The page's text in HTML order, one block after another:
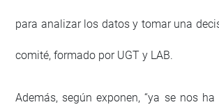
para analizar los datos y tomar una
comité, formado por UGT y LAB.
Además, según exponen, “ya se nos